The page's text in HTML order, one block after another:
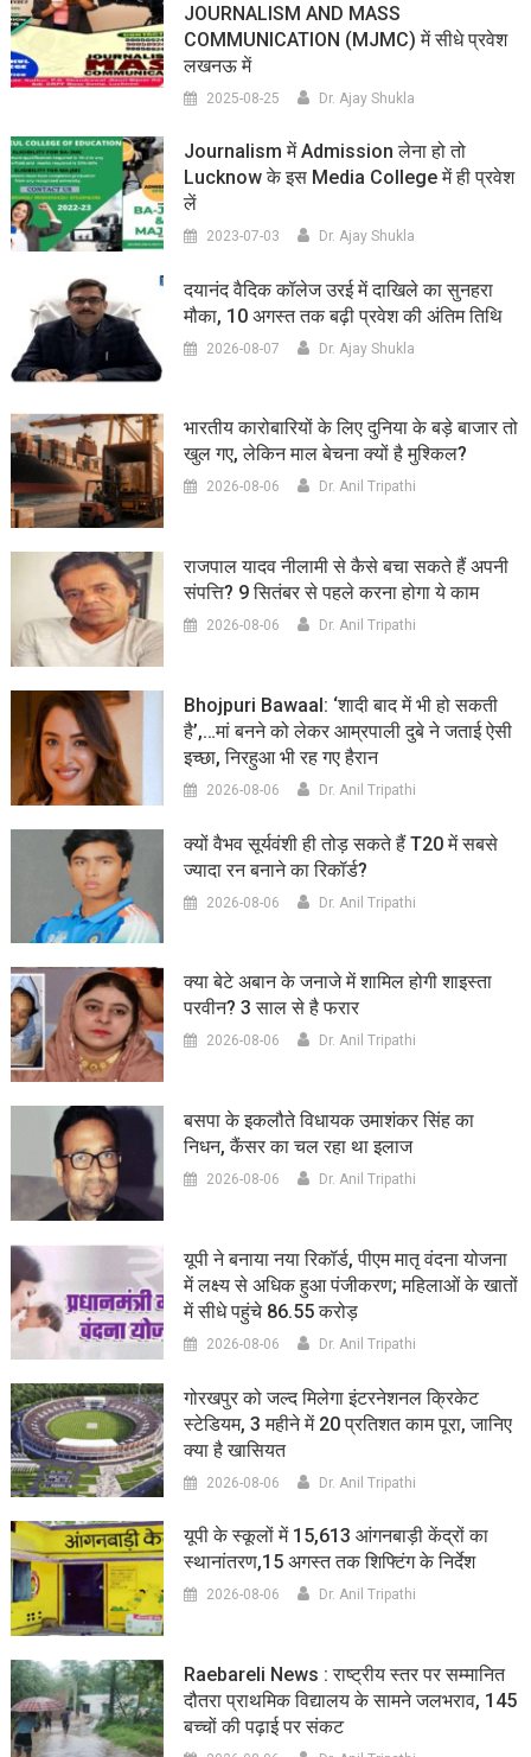
JOURNALISM AND MASS
COMMUNICATION (MJMC) में सीधे प्रवेश
लखनऊ में
2025-08-25 Dr. Ajay Shukla
Journalism में Admission लेना हो तो
Lucknow के इस Media College में ही प्रवेश
लें
2023-07-03 Dr. Ajay Shukla
दयानंद वैदिक कॉलेज उरई में दाखिले का सुनहरा
मौका, 10 अगस्त तक बढ़ी प्रवेश की अंतिम तिथि
2026-08-07 Dr. Ajay Shukla
भारतीय कारोबारियों के लिए दुनिया के बड़े बाजार तो
खुल गए, लेकिन माल बेचना क्यों है मुश्किल?
2026-08-06 Dr. Anil Tripathi
राजपाल यादव नीलामी से कैसे बचा सकते हैं अपनी
संपत्ति? 9 सितंबर से पहले करना होगा ये काम
2026-08-06 Dr. Anil Tripathi
Bhojpuri Bawaal: ‘शादी बाद में भी हो सकती
है’,…मां बनने को लेकर आम्रपाली दुबे ने जताई ऐसी
इच्छा, निरहुआ भी रह गए हैरान
2026-08-06 Dr. Anil Tripathi
क्यों वैभव सूर्यवंशी ही तोड़ सकते हैं T20 में सबसे
ज्यादा रन बनाने का रिकॉर्ड?
2026-08-06 Dr. Anil Tripathi
क्या बेटे अबान के जनाजे में शामिल होगी शाइस्ता
परवीन? 3 साल से है फरार
2026-08-06 Dr. Anil Tripathi
बसपा के इकलौते विधायक उमाशंकर सिंह का
निधन, कैंसर का चल रहा था इलाज
2026-08-06 Dr. Anil Tripathi
यूपी ने बनाया नया रिकॉर्ड, पीएम मातृ वंदना योजना
में लक्ष्य से अधिक हुआ पंजीकरण; महिलाओं के खातों
में सीधे पहुंचे 86.55 करोड़
2026-08-06 Dr. Anil Tripathi
गोरखपुर को जल्द मिलेगा इंटरनेशनल क्रिकेट
स्टेडियम, 3 महीने में 20 प्रतिशत काम पूरा, जानिए
क्या है खासियत
2026-08-06 Dr. Anil Tripathi
यूपी के स्कूलों में 15,613 आंगनबाड़ी केंद्रों का
स्थानांतरण,15 अगस्त तक शिफ्टिंग के निर्देश
2026-08-06 Dr. Anil Tripathi
Raebareli News : राष्ट्रीय स्तर पर सम्मानित
दौतरा प्राथमिक विद्यालय के सामने जलभराव, 145
बच्चों की पढ़ाई पर संकट